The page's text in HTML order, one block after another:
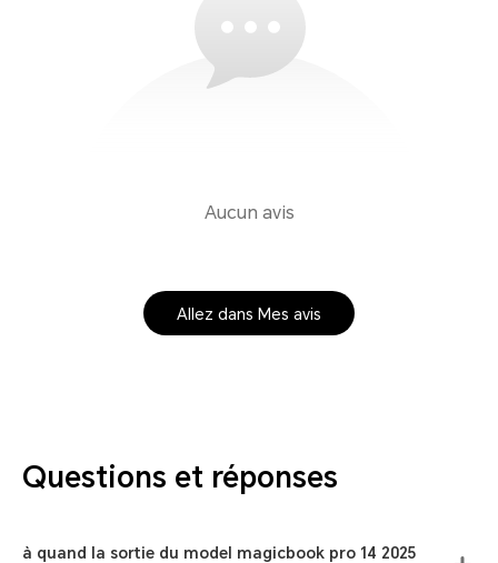
Aucun avis
Allez dans Mes avis
Questions et réponses
à quand la sortie du model magicbook pro 14 2025